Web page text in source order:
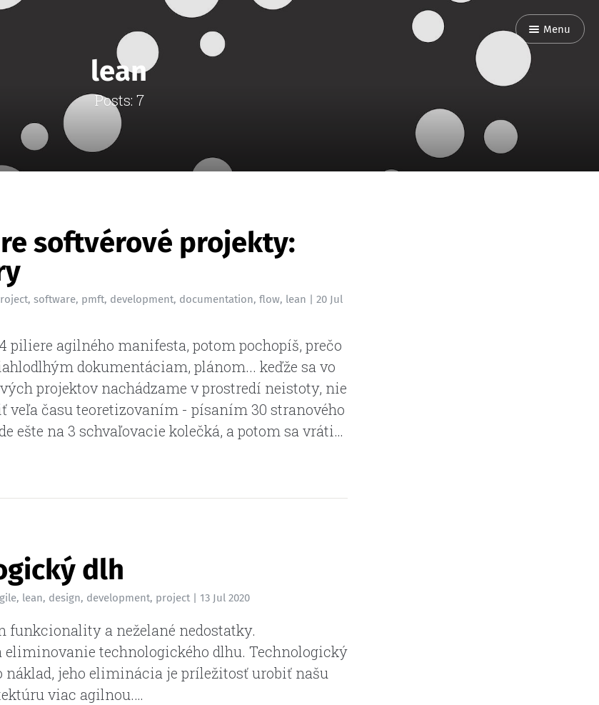
Menu
lean
Posts: 7
softvérové projekty:
, software, pmft, development, documentation, flow, lean | 20 Jul
piliere agilného manifesta, potom pochopíš, prečo
dokumentáciam, plánom... keďže sa vo
projektov nachádzame v prostredí neistoty, nie
veľa času teoretizovaním - písaním 30 stranového
ešte na 3 schvaľovacie kolečká, a potom sa vráti…
dlh
, lean, design, development, project | 13 Jul 2020
funkcionality a neželané nedostatky.
eliminovanie technologického dlhu. Technologický
náklad, jeho eliminácia je príležitosť urobiť našu
viac agilnou.…